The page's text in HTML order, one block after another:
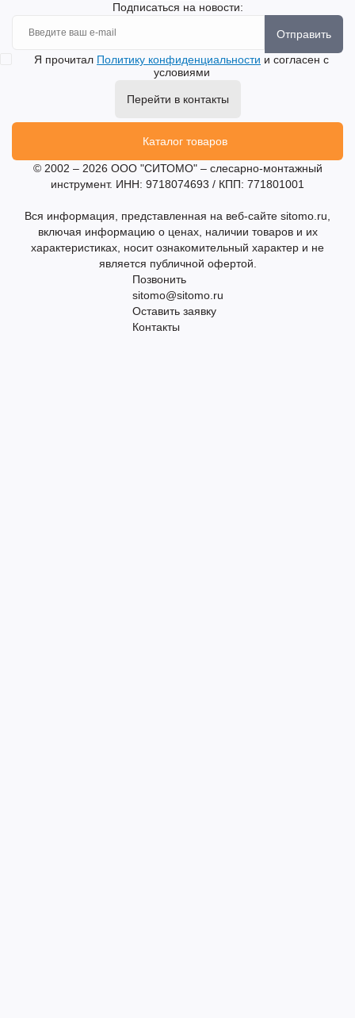
Подписаться на новости:
Отправить
Я прочитал Политику конфиденциальности и согласен с
условиями
Перейти в контакты
Каталог товаров
© 2002 – 2026 ООО "СИТОМО" – слесарно-монтажный
инструмент. ИНН: 9718074693 / КПП: 771801001
Вся информация, представленная на веб-сайте sitomo.ru,
включая информацию о ценах, наличии товаров и их
характеристиках, носит ознакомительный характер и не
является публичной офертой.
Позвонить
sitomo@sitomo.ru
Оставить заявку
Контакты